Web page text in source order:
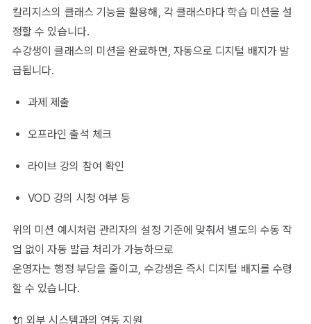
칼리지스의 클래스 기능을 활용해, 각 클래스마다 학습 미션을 설
정할 수 있습니다.
수강생이 클래스의 미션을 완료하면, 자동으로 디지털 배지가 발
급됩니다.
과제 제출
오프라인 출석 체크
라이브 강의 참여 확인
VOD 강의 시청 여부 등
위의 미션 예시처럼 관리자의 설정 기준에 맞춰서 별도의 수동 작
업 없이 자동 발급 처리가 가능하므로
운영자는 행정 부담을 줄이고, 수강생은 즉시 디지털 배지를 수령
할 수 있습니다.
🔌 외부 시스템과의 연동 지원